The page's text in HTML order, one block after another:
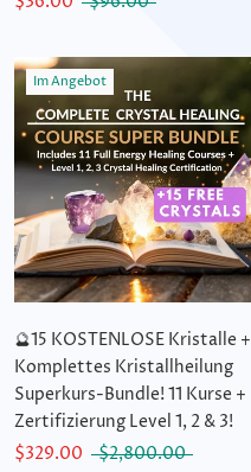
Im Angebot
🔮15 KOSTENLOSE Kristalle +
Komplettes Kristallheilung
Superkurs-Bundle! 11 Kurse +
Zertifizierung Level 1, 2 & 3!
$329.00
$2,800.00